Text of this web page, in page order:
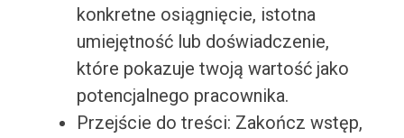
konkretne osiągnięcie, istotna
umiejętność lub doświadczenie,
które pokazuje twoją wartość jako
potencjalnego pracownika.
Przejście do treści: Zakończ wstęp,